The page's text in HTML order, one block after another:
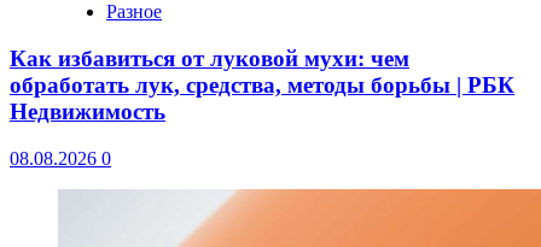
Разное
Как избавиться от луковой мухи: чем
обработать лук, средства, методы борьбы | РБК
Недвижимость
08.08.2026 0